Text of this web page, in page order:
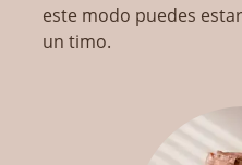
este modo puedes
un timo.